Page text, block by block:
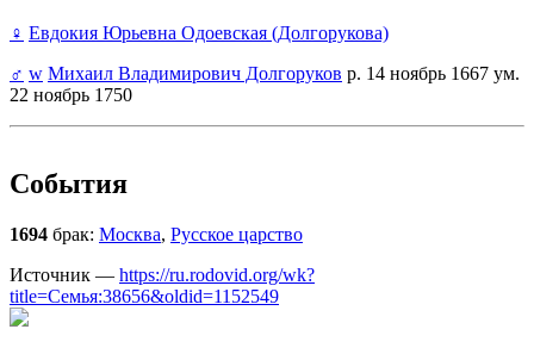
♀ Евдокия Юрьевна Одоевская (Долгорукова)
♂ w Михаил Владимирович Долгоруков р. 14 ноябрь 1667 ум.
22 ноябрь 1750
События
1694 брак: Москва, Русское царство
Источник — https://ru.rodovid.org/wk?
title=Семья:38656&oldid=1152549